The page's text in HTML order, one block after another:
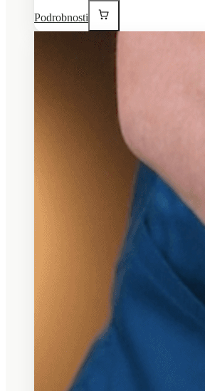
Podrobnosti